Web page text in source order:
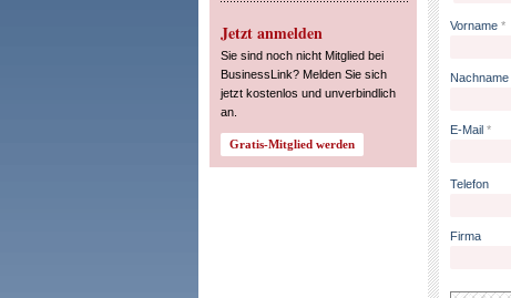
Jetzt anmelden
Sie sind noch nicht Mitglied bei
BusinessLink? Melden Sie sich
jetzt kostenlos und unverbindlich
an.
Vorname *
Nachname
E-Mail *
Telefon
Firma